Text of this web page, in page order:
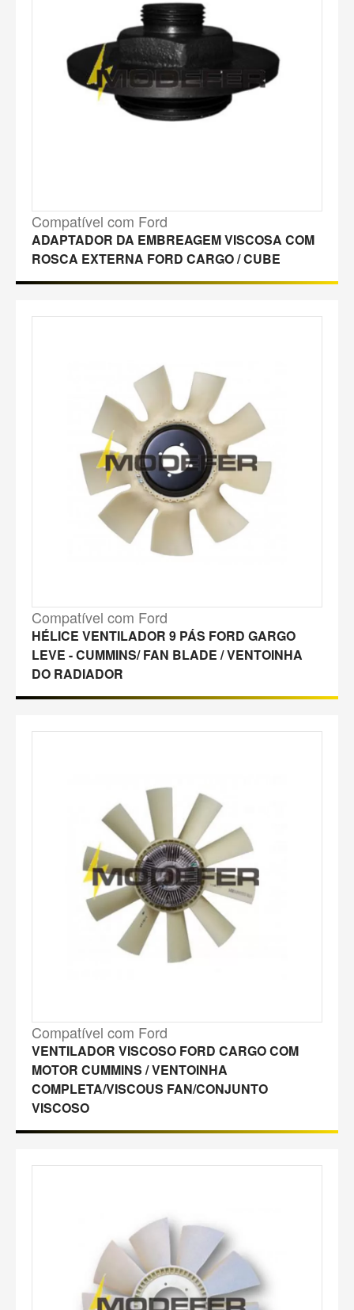
Compatível com Ford
ADAPTADOR DA EMBREAGEM VISCOSA COM
ROSCA EXTERNA FORD CARGO / CUBE
Compatível com Ford
HÉLICE VENTILADOR 9 PÁS FORD GARGO
LEVE - CUMMINS/ FAN BLADE / VENTOINHA
DO RADIADOR
Compatível com Ford
VENTILADOR VISCOSO FORD CARGO COM
MOTOR CUMMINS / VENTOINHA
COMPLETA/VISCOUS FAN/CONJUNTO
VISCOSO